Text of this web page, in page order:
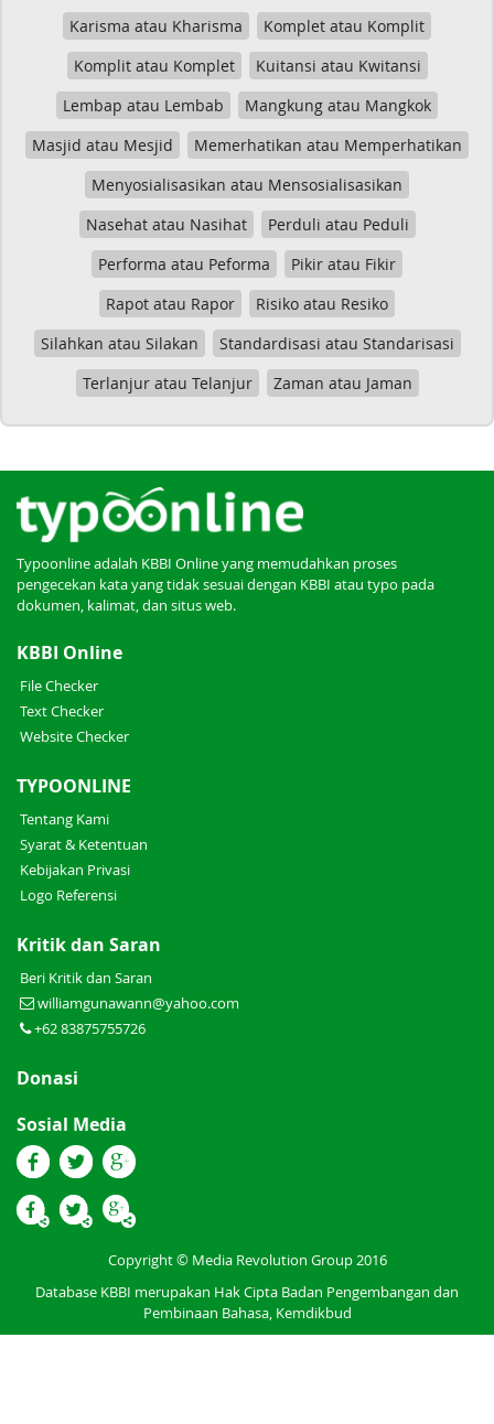
Karisma atau Kharisma
Komplet atau Komplit
Komplit atau Komplet
Kuitansi atau Kwitansi
Lembap atau Lembab
Mangkung atau Mangkok
Masjid atau Mesjid
Memerhatikan atau Memperhatikan
Menyosialisasikan atau Mensosialisasikan
Nasehat atau Nasihat
Perduli atau Peduli
Performa atau Peforma
Pikir atau Fikir
Rapot atau Rapor
Risiko atau Resiko
Silahkan atau Silakan
Standardisasi atau Standarisasi
Terlanjur atau Telanjur
Zaman atau Jaman
Typoonline adalah KBBI Online yang memudahkan proses
pengecekan kata yang tidak sesuai dengan KBBI atau typo pada
dokumen, kalimat, dan situs web.
KBBI Online
File Checker
Text Checker
Website Checker
TYPOONLINE
Tentang Kami
Syarat & Ketentuan
Kebijakan Privasi
Logo Referensi
Kritik dan Saran
Beri Kritik dan Saran
williamgunawann@yahoo.com
+62 83875755726
Donasi
Sosial Media
Copyright © Media Revolution Group 2016
Database KBBI merupakan Hak Cipta Badan Pengembangan dan
Pembinaan Bahasa, Kemdikbud